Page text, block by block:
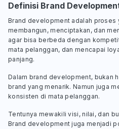
Definisi Brand
Brand development adalah proses
membangun, menciptakan, dan
agar bisa berbeda dengan
mata pelanggan, dan mencapai
panjang.
Dalam brand development, bukan
brand yang menarik. Namun juga
konsisten di mata pelanggan.
Tentunya mewakili visi, nilai, dan
Brand development juga menjadi